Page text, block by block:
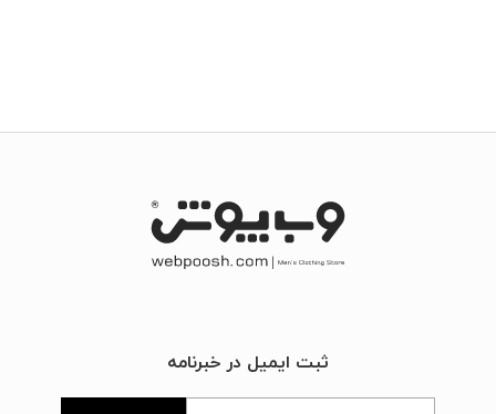
ثبت ایمیل در خبرنامه